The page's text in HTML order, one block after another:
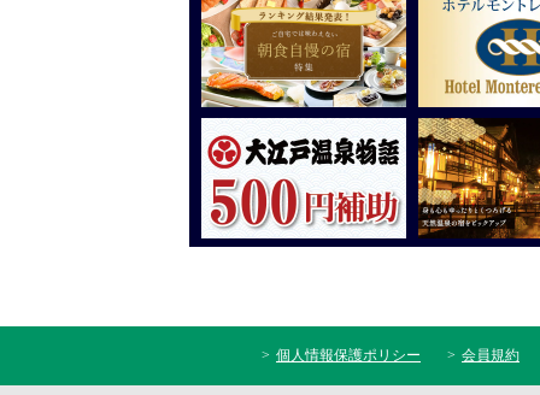
個人情報保護ポリシー 会員規約